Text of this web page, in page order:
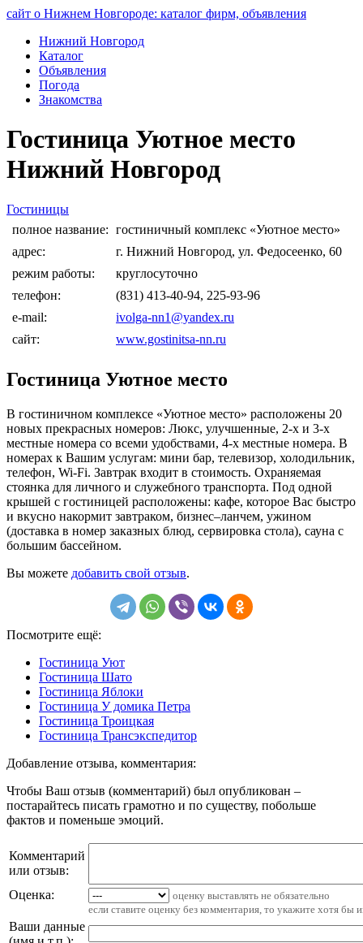
сайт о Нижнем Новгороде: каталог фирм, объявления
Нижний Новгород
Каталог
Объявления
Погода
Знакомства
Гостиница Уютное место
Нижний Новгород
Гостиницы
полное название: гостиничный комплекс «Уютное место»
адрес:
г. Нижний Новгород, ул. Федосеенко, 60
режим работы:
круглосуточно
телефон:
(831) 413-40-94, 225-93-96
e-mail:
ivolga-nn1@yandex.ru
сайт:
www.gostinitsa-nn.ru
Гостиница Уютное место
В гостиничном комплексе «Уютное место» расположены 20
новых прекрасных номеров: Люкс, улучшенные, 2-х и 3-х
местные номера со всеми удобствами, 4-х местные номера. В
номерах к Вашим услугам: мини бар, телевизор, холодильник,
телефон, Wi-Fi. Завтрак входит в стоимость. Охраняемая
стоянка для личного и служебного транcпорта. Под одной
крышей с гостиницей расположены: кафе, которое Вас быстро
и вкусно накормит завтраком, бизнес–ланчем, ужином
(доставка в номер заказных блюд, сервировка стола), сауна с
большим бассейном.
Вы можете добавить свой отзыв.
Посмотрите ещё:
Гостиница Уют
Гостиница Шато
Гостиница Яблоки
Гостиница У домика Петра
Гостиница Троицкая
Гостиница Трансэкспедитор
Добавление отзыва, комментария:
Чтобы Ваш отзыв (комментарий) был опубликован –
постарайтесь писать грамотно и по существу, побольше
фактов и поменьше эмоций.
Комментарий
или отзыв:
Оценка:
оценку выставлять не обязательно
если ставите оценку без комментария, то укажите хотя бы
Ваши данные